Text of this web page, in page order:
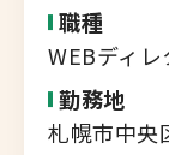
稚内・留萌
道南エリア
フルリモー
職種
WEBディレ
勤務地
札幌市中央